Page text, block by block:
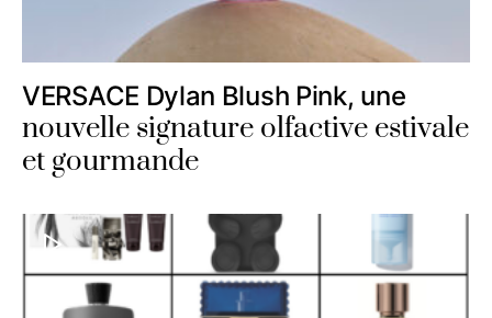
VERSACE Dylan Blush Pink, une
nouvelle signature olfactive estivale
et gourmande